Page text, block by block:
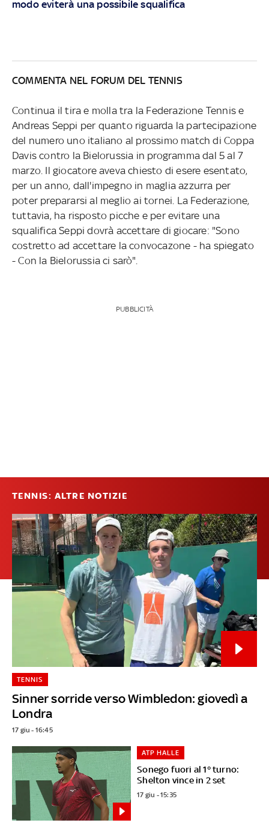
modo eviterà una possibile squalifica
COMMENTA NEL FORUM DEL TENNIS
Continua il tira e molla tra la Federazione Tennis e
Andreas Seppi per quanto riguarda la partecipazione
del numero uno italiano al prossimo match di Coppa
Davis contro la Bielorussia in programma dal 5 al 7
marzo. Il giocatore aveva chiesto di esere esentato,
per un anno, dall'impegno in maglia azzurra per
poter prepararsi al meglio ai tornei. La Federazione,
tuttavia, ha risposto picche e per evitare una
squalifica Seppi dovrà accettare di giocare: "Sono
costretto ad accettare la convocazone - ha spiegato
- Con la Bielorussia ci sarò".
PUBBLICITÀ
TENNIS: ALTRE NOTIZIE
Sinner sorride verso Wimbledon: giovedì a
Londra
TENNIS
17 giu - 16:45
Sonego fuori al 1° turno:
Shelton vince in 2 set
ATP HALLE
17 giu - 15:35